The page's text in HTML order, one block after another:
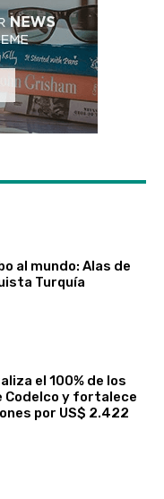
al mundo: Alas de
Turquía
el 100% de los
Codelco y fortalece
por US$ 2.422